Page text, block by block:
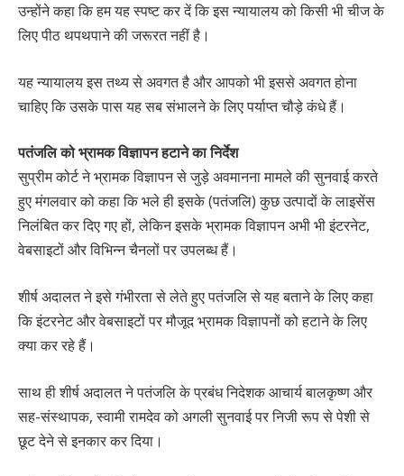
उन्होंने कहा कि हम यह स्पष्ट कर दें कि इस न्यायालय को किसी भी चीज के
लिए पीठ थपथपाने की जरूरत नहीं है।
यह न्यायालय इस तथ्य से अवगत है और आपको भी इससे अवगत होना
चाहिए कि उसके पास यह सब संभालने के लिए पर्याप्त चौड़े कंधे हैं।
पतंजलि को भ्रामक विज्ञापन हटाने का निर्देश
सुप्रीम कोर्ट ने भ्रामक विज्ञापन से जुड़े अवमानना मामले की सुनवाई करते
हुए मंगलवार को कहा कि भले ही इसके (पतंजलि) कुछ उत्पादों के लाइसेंस
निलंबित कर दिए गए हों, लेकिन इसके भ्रामक विज्ञापन अभी भी इंटरनेट,
वेबसाइटों और विभिन्न चैनलों पर उपलब्ध हैं।
शीर्ष अदालत ने इसे गंभीरता से लेते हुए पतंजलि से यह बताने के लिए कहा
कि इंटरनेट और वेबसाइटों पर मौजूद भ्रामक विज्ञापनों को हटाने के लिए
क्या कर रहे हैं।
साथ ही शीर्ष अदालत ने पतंजलि के प्रबंध निदेशक आचार्य बालकृष्ण और
सह-संस्थापक, स्वामी रामदेव को अगली सुनवाई पर निजी रूप से पेशी से
छूट देने से इनकार कर दिया।